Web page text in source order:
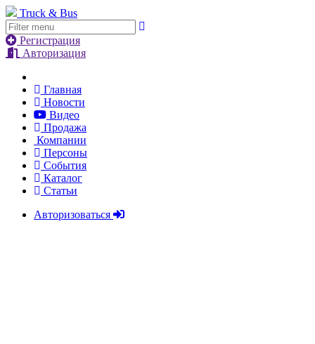
Truck & Bus
Регистрация
Авторизация
Главная
Новости
Видео
Продажа
Компании
Персоны
События
Каталог
Статьи
Авторизоваться